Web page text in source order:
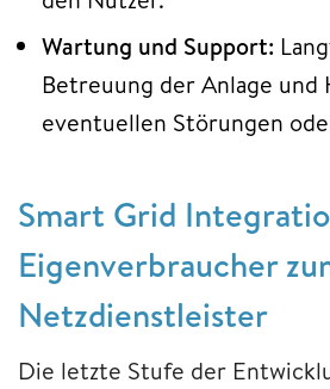
Wartung und Support:
Betreuung der Anlage und
eventuellen Störungen
Smart Grid
Eigenverbraucher
Netzdienstleister
Die letzte Stufe der